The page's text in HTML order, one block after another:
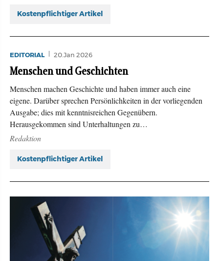
Kostenpflichtiger Artikel
EDITORIAL 20.Jan 2026
Menschen und Geschichten
Menschen machen Geschichte und haben immer auch eine
eigene. Darüber sprechen Persönlichkeiten in der vorliegenden
Ausgabe; dies mit kenntnisreichen Gegenübern.
Herausgekommen sind Unterhaltungen zu…
Redaktion
Kostenpflichtiger Artikel